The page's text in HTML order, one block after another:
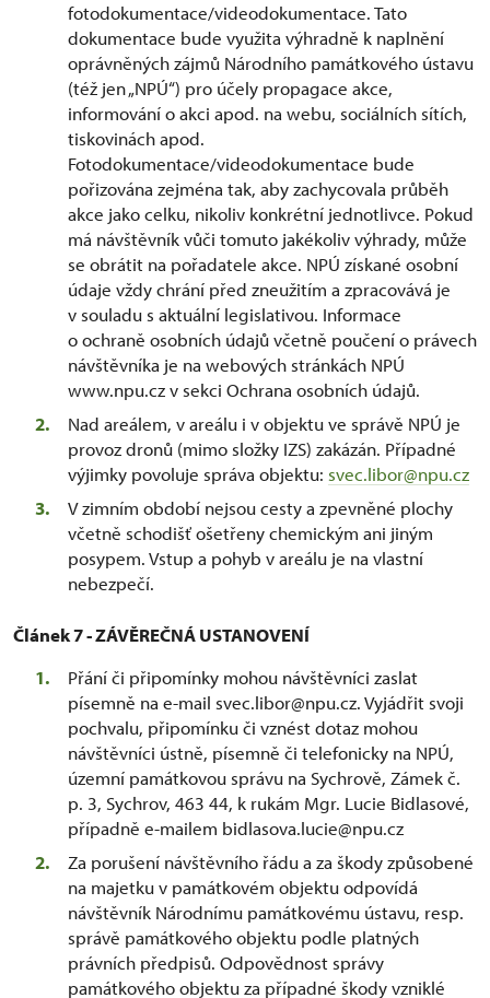
fotodokumentace/videodokumentace. Tato
dokumentace bude využita výhradně k naplnění
oprávněných zájmů Národního památkového ústavu
(též jen „NPÚ“) pro účely propagace akce,
informování o akci apod. na webu, sociálních sítích,
tiskovinách apod.
Fotodokumentace/videodokumentace bude
pořizována zejména tak, aby zachycovala průběh
akce jako celku, nikoliv konkrétní jednotlivce. Pokud
má návštěvník vůči tomuto jakékoliv výhrady, může
se obrátit na pořadatele akce. NPÚ získané osobní
údaje vždy chrání před zneužitím a zpracovává je
v souladu s aktuální legislativou. Informace
o ochraně osobních údajů včetně poučení o právech
návštěvníka je na webových stránkách NPÚ
www.npu.cz v sekci Ochrana osobních údajů.
Nad areálem, v areálu i v objektu ve správě NPÚ je
provoz dronů (mimo složky IZS) zakázán. Případné
výjimky povoluje správa objektu: svec.libor@npu.cz
V zimním období nejsou cesty a zpevněné plochy
včetně schodišť ošetřeny chemickým ani jiným
posypem. Vstup a pohyb v areálu je na vlastní
nebezpečí.
Článek 7 - ZÁVĚREČNÁ USTANOVENÍ
Přání či připomínky mohou návštěvníci zaslat
písemně na e-mail svec.libor@npu.cz. Vyjádřit svoji
pochvalu, připomínku či vznést dotaz mohou
návštěvníci ústně, písemně či telefonicky na NPÚ,
územní památkovou správu na Sychrově, Zámek č.
p. 3, Sychrov, 463 44, k rukám Mgr. Lucie Bidlasové,
případně e-mailem bidlasova.lucie@npu.cz
Za porušení návštěvního řádu a za škody způsobené
na majetku v památkovém objektu odpovídá
návštěvník Národnímu památkovému ústavu, resp.
správě památkového objektu podle platných
právních předpisů. Odpovědnost správy
památkového objektu za případné škody vzniklé